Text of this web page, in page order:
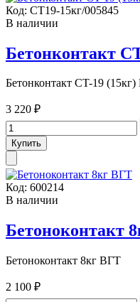
Код: СТ19-15кг/005845
В наличии
Бетонконтакт
Бетонконтакт CT-19 (15кг)
3 220 ₽
Код: 600214
В наличии
Бетоноконтакт
Бетоноконтакт 8кг ВГТ
2 100 ₽